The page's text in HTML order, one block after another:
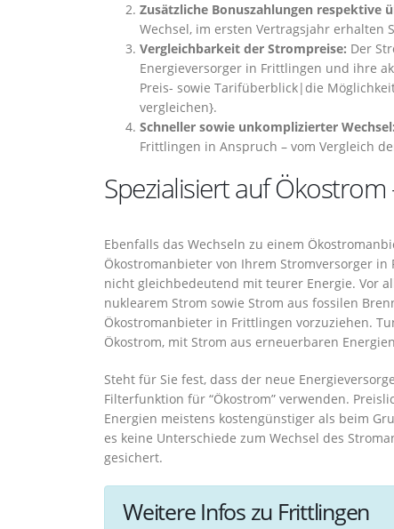
Zusätzliche Bonuszahlungen respektive
Wechsel, im ersten Vertragsjahr erhalten
Vergleichbarkeit der Strompreise: Der
Energieversorger in Frittlingen und ihre
Preis- sowie Tarifüberblick|die
vergleichen}.
Schneller sowie unkomplizierter Wechsel:
Frittlingen in Anspruch – vom Vergleich
Spezialisiert auf
Ebenfalls das Wechseln zu einem
Ökostromanbieter von Ihrem Stromversorger
nicht gleichbedeutend mit teurer Energie. Vor
nuklearem Strom sowie Strom aus fossilen
Ökostromanbieter in Frittlingen vorzuziehen.
Ökostrom, mit Strom aus erneuerbaren
Steht für Sie fest, dass der neue
Filterfunktion für “Ökostrom” verwenden.
Energien meistens kostengünstiger als beim
es keine Unterschiede zum Wechsel des
gesichert.
Weitere Infos zu Frittlingen